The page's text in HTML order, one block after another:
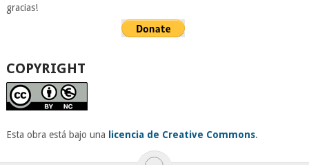
gracias!
COPYRIGHT
Esta obra está bajo una licencia de Creative Commons.